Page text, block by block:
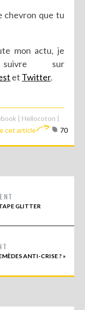
chevron que tu
mon actu, je
sur
et Twitter.
| Hellocoton |
cet article 70
GLITTER
ANTI-CRISE ? »